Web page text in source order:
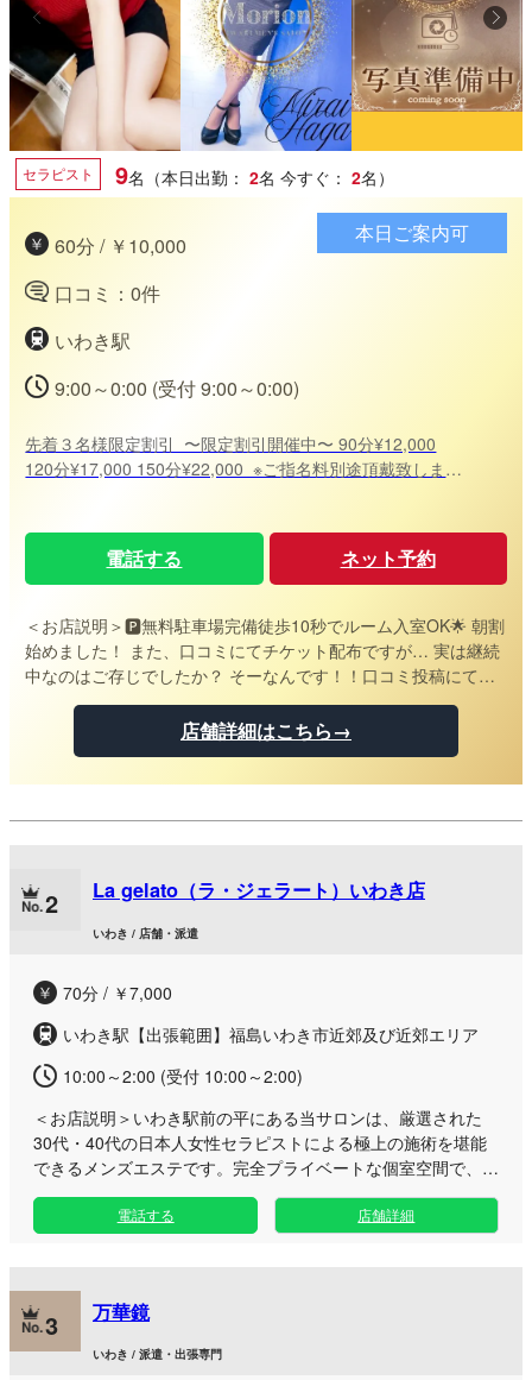
セラピスト 9名（本日出勤： 2名 今すぐ： 2名）
60分 / ￥10,000
口コミ：0件
いわき駅
9:00～0:00 (受付 9:00～0:00)
本日ご案内可
先着３名様限定割引 〜限定割引開催中〜 90分¥12,000
120分¥17,000 150分¥22,000 ※ご指名料別途頂戴致します
電話する ネット予約
＜お店説明＞🅿無料駐車場完備徒歩10秒でルーム入室OK🌟 朝割
始めました！ また、口コミにてチケット配布ですが… 実は継続
中なのはご存じでしたか？ そーなんです！！口コミ投稿にて割
引券ゲット は実は開催月から継続しているんです！！ 是非お客
様のお声を今一度お聞かせ下さいね☆彡 🥺只今セラピスト急募
しています❕完全日払い歩合率最大70％❓ 💖お気軽にお問合せ下
さい❕ 皆様のご利用心よりお待ちしております！！ Morion－モ
予約にて アナタだけの特別な時間を是非確保しませんか？ ま
したらお気軽に まずは、お問い合わせくださいね☆
店舗詳細はこちら→
2 La gelato（ラ・ジェラート）いわき店
いわき / 店舗・派遣
70分 / ￥7,000
いわき駅【出張範囲】福島いわき市近郊及び近郊エリア
10:00～2:00 (受付 10:00～2:00)
＜お店説明＞ いわき駅前の平にある当サロンは、厳選された
30代・40代の日本人女性セラピストによる極上の施術を堪能
できるメンズエステです。完全プライベートな個室空間で、日
常のストレスから解放される贅沢なひとときをお過ごしいただ
けます。 メンズエステ愛好家の方々からいただいた貴重なご
意見をもとに、独自のこだわり施術プログラムを構築いたしま
ね備えた最上級のセラピストが、マンツーマンで心を込めてお
もてなしいたします。 施術に使用するオイルにもこだわり、
エッセンシャルオイルからキャリアオイルまで100％天然成分
の高品質なものや、無香料タイプなどをご用意しております。
電話する 店舗詳細
3 万華鏡
いわき / 派遣・出張専門